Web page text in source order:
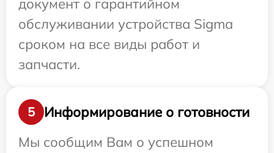
документ о гарантийном
обслуживании устройства Sigma
сроком на все виды работ и
запчасти.
5
Информирование о готовности
Мы сообщим Вам о успешном